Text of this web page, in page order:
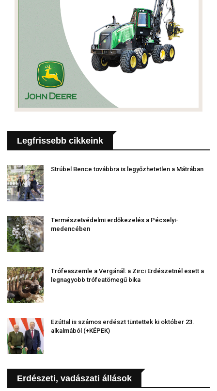
Legfrissebb cikkeink
Strúbel Bence továbbra is legyőzhetetlen a Mátrában
Természetvédelmi erdőkezelés a Pécselyi-
medencében
Trófeaszemle a Vergánál: a Zirci Erdészetnél esett a
legnagyobb trófeatömegű bika
Ezúttal is számos erdészt tüntettek ki október 23.
alkalmából (+KÉPEK)
Erdészeti, vadászati állások